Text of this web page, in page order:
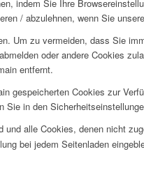
indem Sie Ihre
/ abzulehnen, wenn Sie
Um zu vermeiden, dass Sie
oder andere Cookies
entfernt.
gespeicherten Cookies zur
in den
alle Cookies, denen nicht
bei jedem Seitenladen